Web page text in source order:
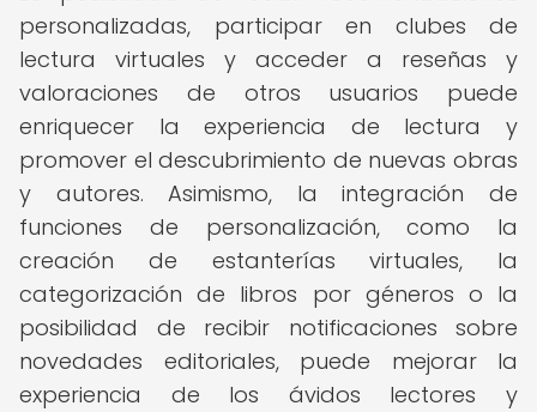
personalizadas, participar en clubes de
lectura virtuales y acceder a reseñas y
valoraciones de otros usuarios puede
enriquecer la experiencia de lectura y
promover el descubrimiento de nuevas obras
y autores. Asimismo, la integración de
funciones de personalización, como la
creación de estanterías virtuales, la
categorización de libros por géneros o la
posibilidad de recibir notificaciones sobre
novedades editoriales, puede mejorar la
experiencia de los ávidos lectores y